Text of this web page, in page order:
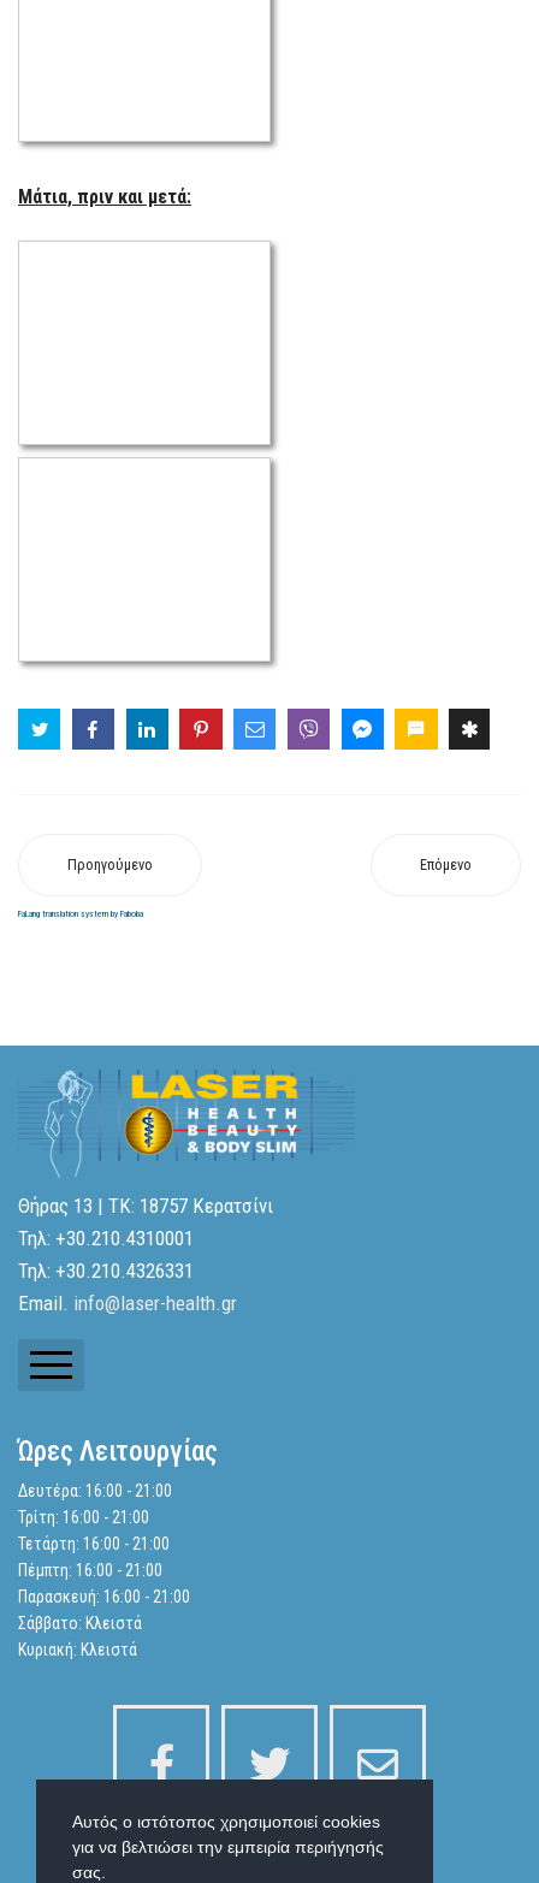
Μάτια, πριν και μετά:
Προηγούμενο Επόμενο
FaLang translation system by Faboba
Θήρας 13 | ΤΚ: 18757 Κερατσίνι
Τηλ: +30.210.4310001
Τηλ: +30.210.4326331
Email. info@laser-health.gr
Ισολογισμοί
Αναζήτηση
Πολιτική Απορρήτου
Ώρες Λειτουργίας
Δευτέρα: 16:00 - 21:00
Τρίτη: 16:00 - 21:00
Τετάρτη: 16:00 - 21:00
Πέμπτη: 16:00 - 21:00
Παρασκευή: 16:00 - 21:00
Σάββατο: Κλειστά
Κυριακή: Κλειστά
Αυτός ο ιστότοπος χρησιμοποιεί cookies
για να βελτιώσει την εμπειρία περιήγησής
σας.